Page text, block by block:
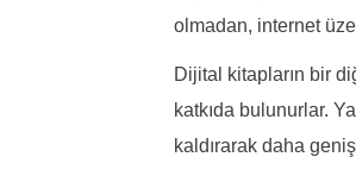
olmadan, internet
Dijital kitapların bir
katkıda bulunurlar.
kaldırarak daha